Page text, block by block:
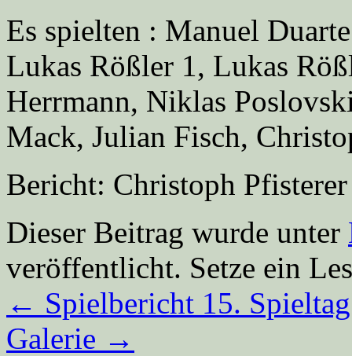
Es spielten : Manuel
Lukas Rößler 1, Lukas
Herrmann, Niklas
Mack, Julian Fisch,
Bericht: Christoph Pfisterer
Dieser Beitrag wurde unter
veröffentlicht. Setze ein
← Spielbericht 15.
Galerie →